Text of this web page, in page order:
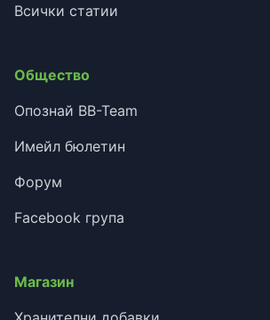
Всички статии
Общество
Опознай BB-Team
Имейл бюлетин
Форум
Facebook група
Магазин